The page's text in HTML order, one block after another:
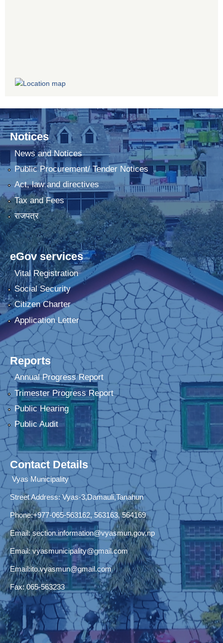
Notices
News and Notices
Public Procurement/ Tender Notices
Act, law and directives
Tax and Fees
राजपत्र
eGov services
Vital Registration
Social Security
Citizen Charter
Application Letter
Reports
Annual Progress Report
Trimester Progress Report
Public Hearing
Public Audit
Contact Details
Vyas Municipality
Street Address:Vyas-3,Damauli,Tanahun
Phone:+977-065-563162, 563163, 564169
Email:section.information@vyasmun.gov.np
Email:vyasmunicipality@gmail.com
Email:ito.vyasmun@gmail.com
Fax: 065-563233